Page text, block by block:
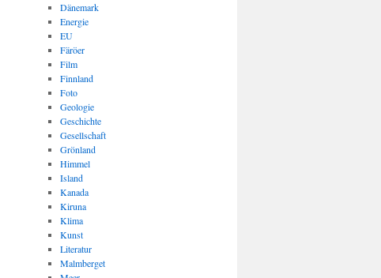
Dänemark
Energie
EU
Färöer
Film
Finnland
Foto
Geologie
Geschichte
Gesellschaft
Grönland
Himmel
Island
Kanada
Kiruna
Klima
Kunst
Literatur
Malmberget